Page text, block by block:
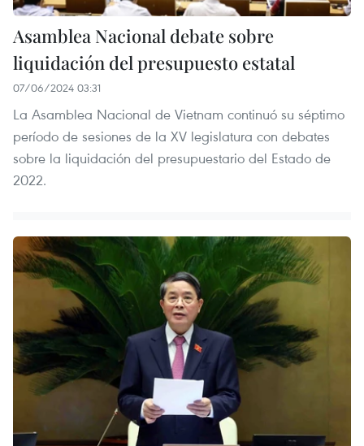
Asamblea Nacional debate sobre
liquidación del presupuesto estatal
07/06/2024 03:31
La Asamblea Nacional de Vietnam continuó su séptimo
período de sesiones de la XV legislatura con debates
sobre la liquidación del presupuestario del Estado de
2022.